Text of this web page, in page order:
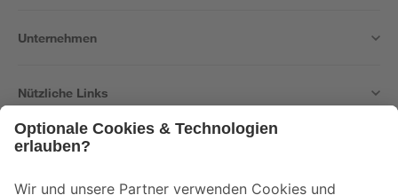
Unternehmen
Nützliche Links
Der toom Newsletter: Keine Angebote und Aktionen mehr verpassen!